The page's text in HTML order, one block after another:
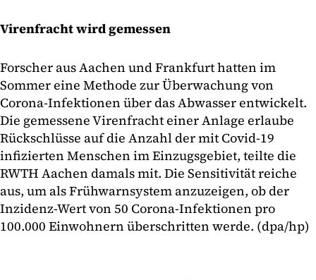
Virenfracht wird gemessen
Forscher aus Aachen und Frankfurt hatten im
Sommer eine Methode zur Überwachung von
Corona-Infektionen über das Abwasser entwickelt.
Die gemessene Virenfracht einer Anlage erlaube
Rückschlüsse auf die Anzahl der mit Covid-19
infizierten Menschen im Einzugsgebiet, teilte die
RWTH Aachen damals mit. Die Sensitivität reiche
aus, um als Frühwarnsystem anzuzeigen, ob der
Inzidenz-Wert von 50 Corona-Infektionen pro
100.000 Einwohnern überschritten werde. (dpa/hp)